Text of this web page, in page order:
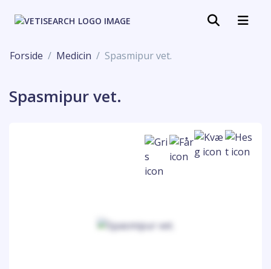
Forside Medicin Spasmipur vet.
Spasmipur vet.